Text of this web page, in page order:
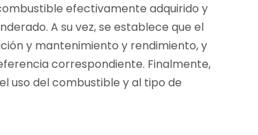
efectivamente adquirido y
A su vez, se establece que el
y mantenimiento y rendimiento, y
correspondiente. Finalmente,
uso del combustible y al tipo de